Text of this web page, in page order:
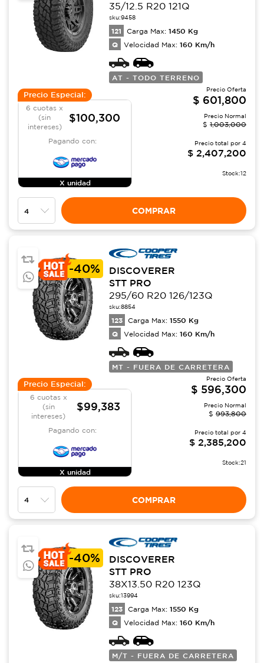
35/12.5 R20 121Q
sku:9458
121 Carga Max: 1450 Kg
Q Velocidad Max: 160 Km/h
AT - TODO TERRENO
Precio Especial:
6 cuotas x
(sin
intereses)
$100,300
Pagando con:
X unidad
Precio Oferta
$ 601,800
Precio Normal
$ 1,003,000
Precio total por 4
$ 2,407,200
Stock:12
COMPRAR
-40%
DISCOVERER
STT PRO
295/60 R20 126/123Q
sku:8854
123 Carga Max: 1550 Kg
Q Velocidad Max: 160 Km/h
MT - FUERA DE CARRETERA
Precio Especial:
6 cuotas x
(sin
intereses)
$99,383
Pagando con:
X unidad
Precio Oferta
$ 596,300
Precio Normal
$ 993,800
Precio total por 4
$ 2,385,200
Stock:21
COMPRAR
-40%
DISCOVERER
STT PRO
38X13.50 R20 123Q
sku:13994
123 Carga Max: 1550 Kg
Q Velocidad Max: 160 Km/h
M/T - FUERA DE CARRETERA